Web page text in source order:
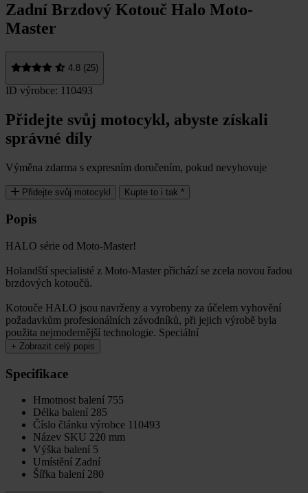
Zadní Brzdový Kotouč Halo Moto-
Master
4.8 (25)
ID výrobce: 110493
Přidejte svůj motocykl, abyste získali
správné díly
Výměna zdarma s expresním doručením, pokud nevyhovuje
Přidejte svůj motocykl Kupte to i tak *
Popis
HALO série od Moto-Master!
Holandští specialisté z Moto-Master přichází se zcela novou řadou
brzdových kotoučů.
Kotouče HALO jsou navrženy a vyrobeny za účelem vyhovění
požadavkům profesionálních závodníků, při jejich výrobě byla
použita nejmodernější technologie. Speciální
+ Zobrazit celý popis
Specifikace
Hmotnost balení 755
Délka balení 285
Číslo článku výrobce 110493
Název SKU 220 mm
Výška balení 5
Umístění Zadní
Šířka balení 280